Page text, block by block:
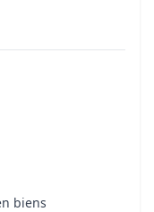
biens